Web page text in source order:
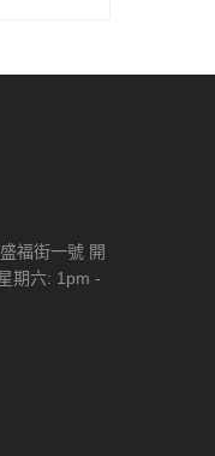
福街一號 開
期六: 1pm -